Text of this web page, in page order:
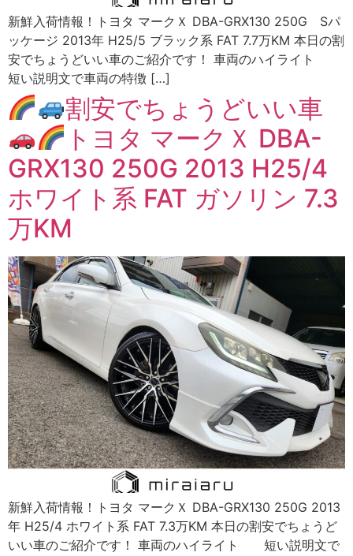
新鮮入荷情報！トヨタ マークＸ DBA-GRX130 250G Sパ
ッケージ 2013年 H25/5 ブラック系 FAT 7.7万KM 本日の割
安でちょうどいい車のご紹介です！ 車両のハイライト
短い説明文で車両の特徴 […]
割安でちょうどいい車
トヨタ マークＸ DBA-
GRX130 250G 2013 H25/4
ホワイト系 FAT ガソリン 7.3
万KM
新鮮入荷情報！トヨタ マークＸ DBA-GRX130 250G 2013
年 H25/4 ホワイト系 FAT 7.3万KM 本日の割安でちょうど
いい車のご紹介です！ 車両のハイライト 短い説明文で